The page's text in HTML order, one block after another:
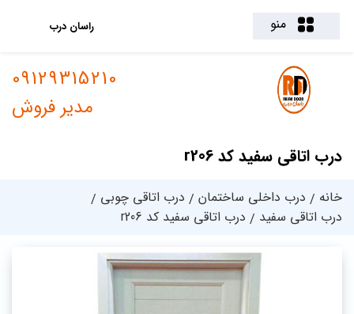
منو راسان درب
درب اتاقی سفید کد r206
09129315210
مدیر فروش
خانه درب داخلی ساختمان
درب اتاقی چوبی
درب اتاقی سفید
درب اتاقی سفید کد r206